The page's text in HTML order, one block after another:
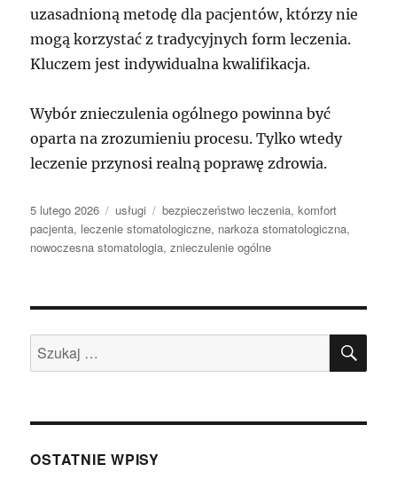
uzasadnioną metodę dla pacjentów, którzy nie
mogą korzystać z tradycyjnych form leczenia.
Kluczem jest indywidualna kwalifikacja.
Wybór znieczulenia ogólnego powinna być
oparta na zrozumieniu procesu. Tylko wtedy
leczenie przynosi realną poprawę zdrowia.
Data
publikacji
5 lutego 2026 Kategorie
usługi Tagi
bezpieczeństwo leczenia,komfort
pacjenta, leczenie stomatologiczne, narkoza stomatologiczna,
nowoczesna stomatologia,znieczulenie ogólne
Szukaj:
OSTATNIE WPISY